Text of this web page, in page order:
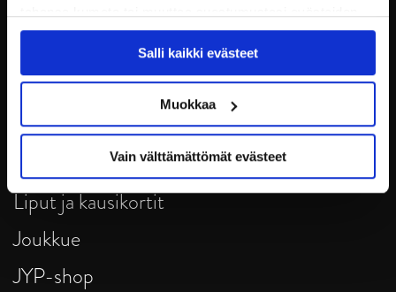
käytöstäEvästeet-sivultamme.
Salli kaikki evästeet
Muokkaa
Vain välttämättömät evästeet
JYP Jyväskylä Oy
Puistokatu 21, 40200 Jyväskylä
Tietosuoja
Ottelut
Liput ja kausikortit
Joukkue
JYP-shop